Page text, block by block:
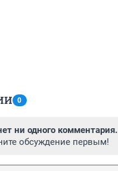
0
ни одного комментария.
обсуждение первым!